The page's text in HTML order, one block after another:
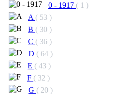
0 - 1917 ( 1 )
A ( 53 )
B ( 30 )
C ( 36 )
D ( 64 )
E ( 43 )
F ( 32 )
G ( 20 )